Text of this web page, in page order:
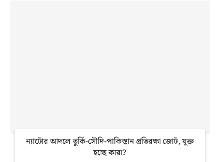
ন্যাটোর আদলে তুর্কি-সৌদি-পাকিস্তান প্রতিরক্ষা জোট, যুক্ত
হচ্ছে কারা?